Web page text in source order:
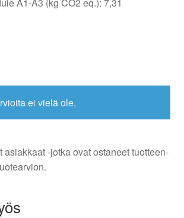
ei vielä ole.
asiakkaat -jotka ovat ostaneet tuotteen-